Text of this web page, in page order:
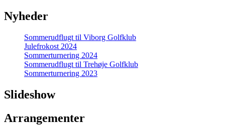
Nyheder
Sommerudflugt til Viborg Golfklub
Julefrokost 2024
Sommerturnering 2024
Sommerudflugt til Trehøje Golfklub
Sommerturnering 2023
Slideshow
Arrangementer